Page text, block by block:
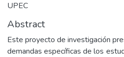
UPEC
Abstract
Este proyecto de investigación
demandas específicas de los